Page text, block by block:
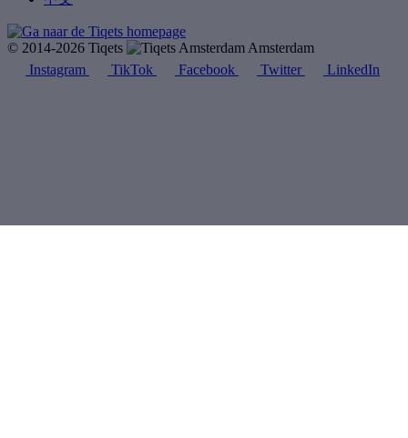
© 2014-2026 Tiqets
Amsterdam
Instagram
TikTok Facebook Twitter LinkedIn